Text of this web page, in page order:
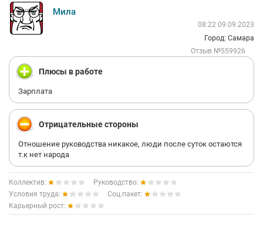
Мила
08:22 09.09.2023
Город: Самара
Отзыв №559926
Плюсы в работе
Зарплата
Отрицательные стороны
Отношение руководства никакое, люди после суток остаются
т.к нет народа
Коллектив:
Руководство:
Условия труда:
Соц.пакет:
Карьерный рост: